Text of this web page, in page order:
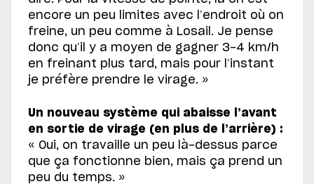
encore un peu limites avec l’endroit où on
freine, un peu comme à Losail. Je pense
donc qu’il y a moyen de gagner 3-4 km/h
en freinant plus tard, mais pour l’instant
je préfère prendre le virage. »
Un nouveau système qui abaisse l’avant
en sortie de virage (en plus de l’arrière) :
« Oui, on travaille un peu là-dessus parce
que ça fonctionne bien, mais ça prend un
peu du temps. »